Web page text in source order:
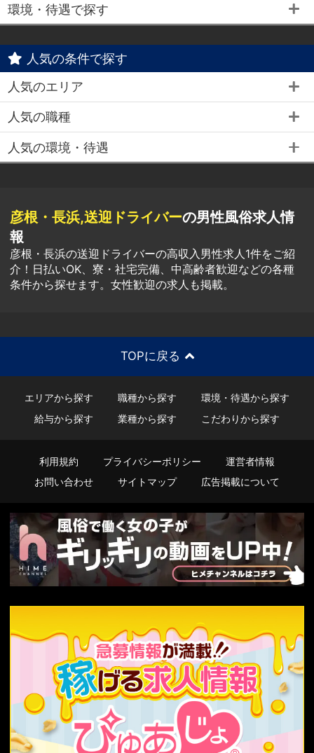
環境・待遇で探す
人気の条件で探す
人気のエリア
人気の職種
人気の環境・待遇
彦根・長浜,送迎ドライバーの男性風俗求人情
報
彦根・長浜の送迎ドライバーの高収入男性求人1件をご紹
介！日払いOK、寮・社宅完備、中高齢者歓迎などの各種
条件から探せます。女性歓迎の求人も掲載。
TOPに戻る
エリアから探す 職種から探す
環境・待遇から探す
給与から探す
業種から探す こだわりから探す
利用規約 プライバシーポリシー
運営者情報
お問い合わせ
サイトマップ 広告掲載について